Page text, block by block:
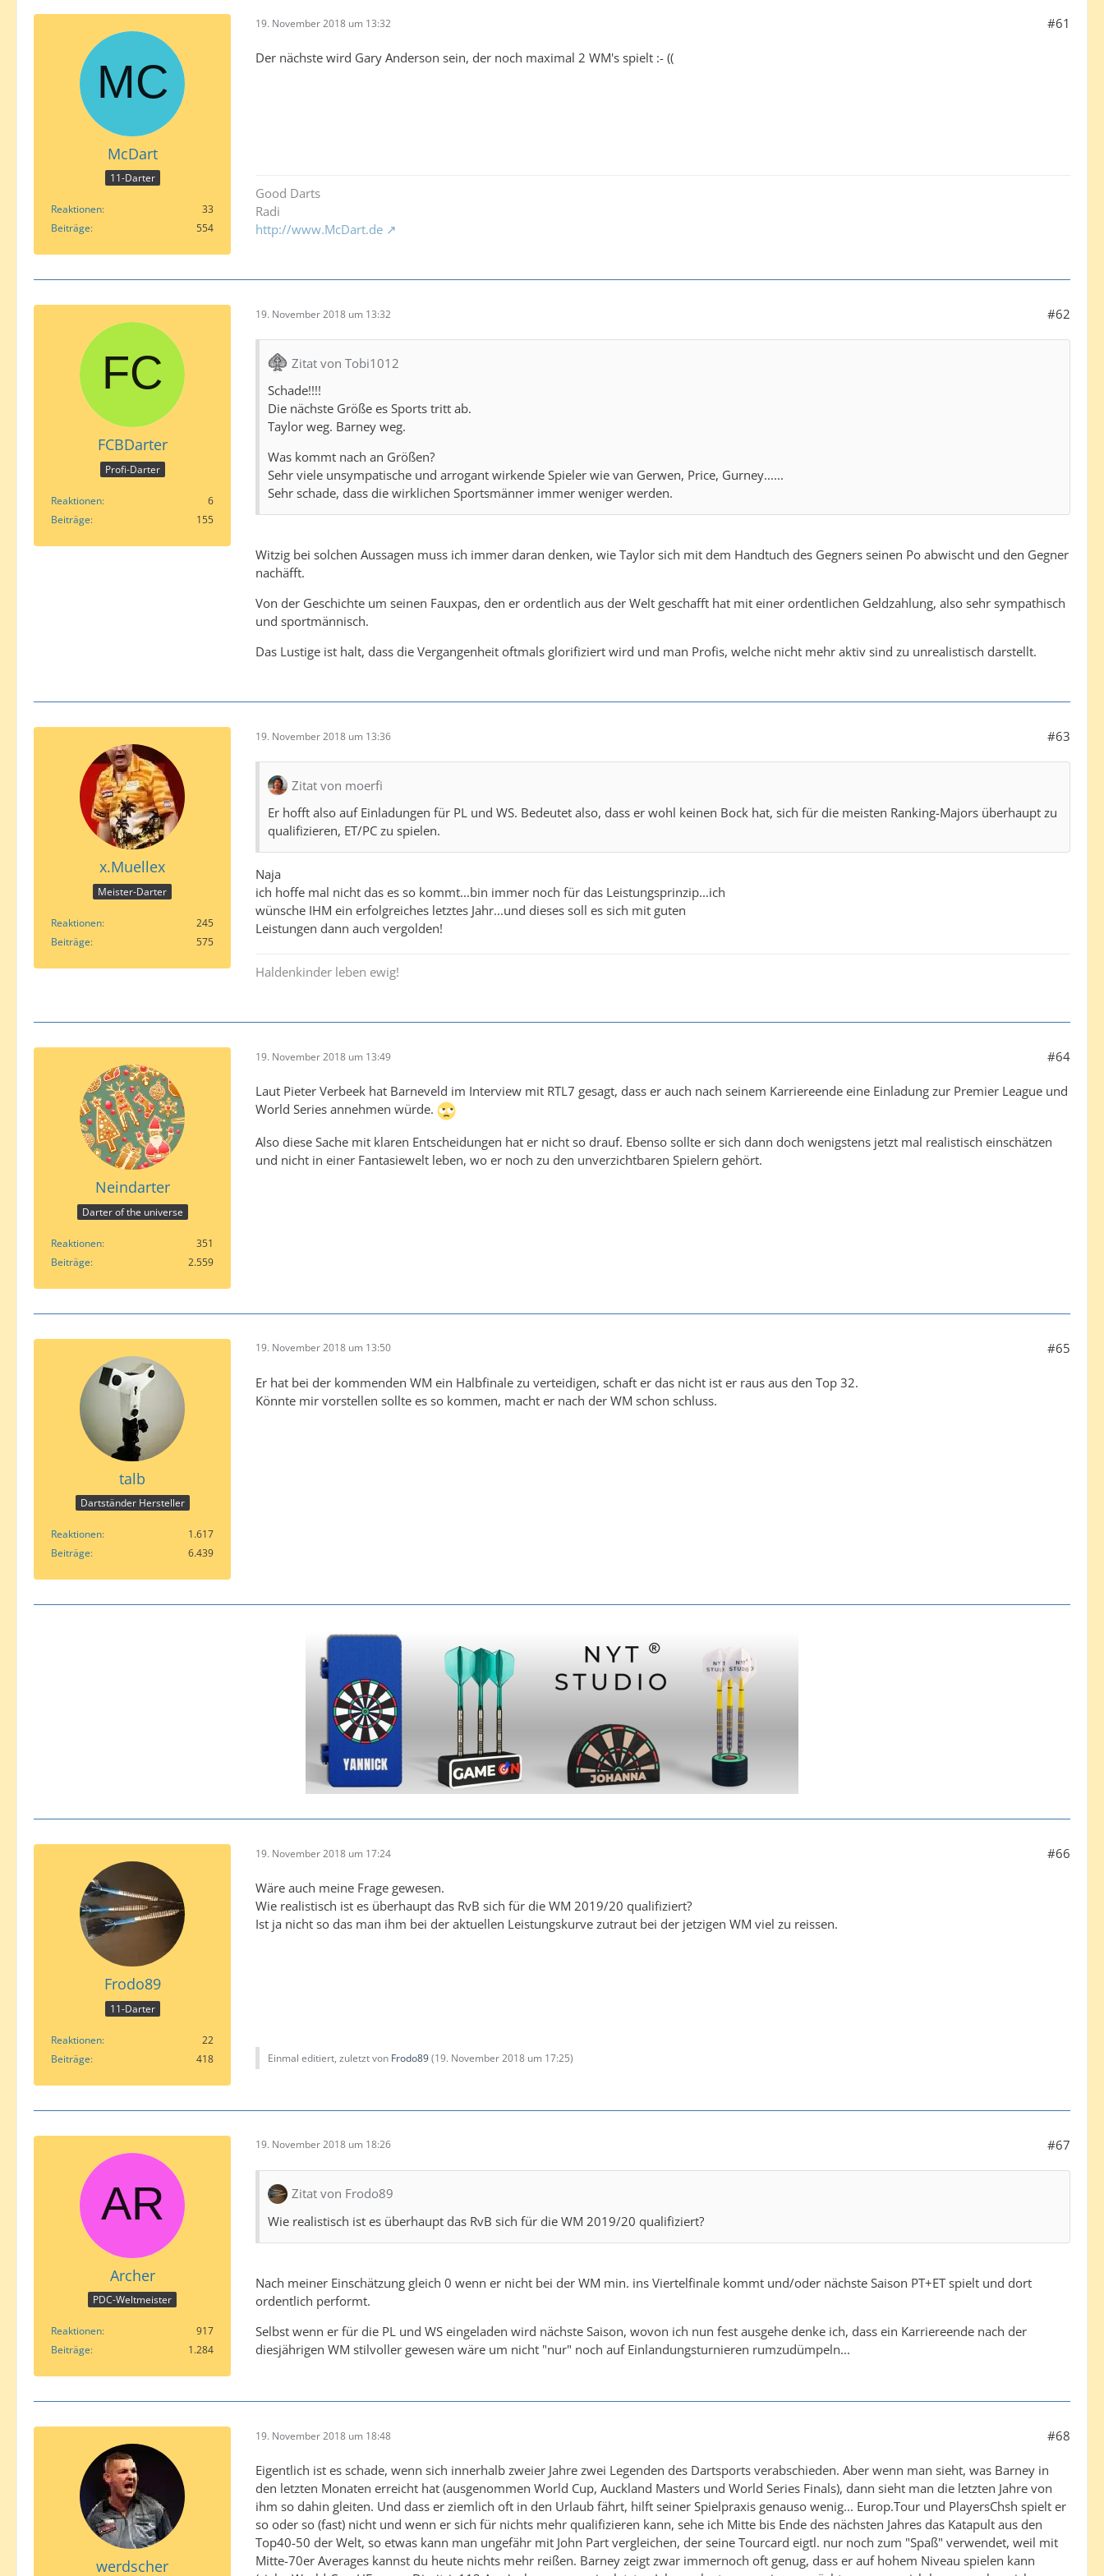
McDart
11-Darter
Reaktionen
33
Beiträge
554
19. November 2018 um 13:32 #61
Der nächste wird Gary Anderson sein, der noch maximal 2 WM's spielt :- ((
Good Darts
Radi
http://www.McDart.de
FCBDarter
Profi-Darter
Reaktionen
6
Beiträge
155
19. November 2018 um 13:32 #62
Zitat von Tobi1012
Schade!!!!
Die nächste Größe es Sports tritt ab.
Taylor weg. Barney weg.
Was kommt nach an Größen?
Sehr viele unsympatische und arrogant wirkende Spieler wie van Gerwen, Price, Gurney......
Sehr schade, dass die wirklichen Sportsmänner immer weniger werden.
Witzig bei solchen Aussagen muss ich immer daran denken, wie Taylor sich mit dem Handtuch des Gegners seinen Po abwischt und den Gegner
nachäfft.
Von der Geschichte um seinen Fauxpas, den er ordentlich aus der Welt geschafft hat mit einer ordentlichen Geldzahlung, also sehr sympathisch
und sportmännisch.
Das Lustige ist halt, dass die Vergangenheit oftmals glorifiziert wird und man Profis, welche nicht mehr aktiv sind zu unrealistisch darstellt.
x.Muellex
Meister-Darter
Reaktionen
245
Beiträge
575
19. November 2018 um 13:36 #63
Zitat von moerfi
Er hofft also auf Einladungen für PL und WS. Bedeutet also, dass er wohl keinen Bock hat, sich für die meisten Ranking-Majors überhaupt zu
qualifizieren, ET/PC zu spielen.
Naja
ich hoffe mal nicht das es so kommt...bin immer noch für das Leistungsprinzip...ich
wünsche IHM ein erfolgreiches letztes Jahr...und dieses soll es sich mit guten
Leistungen dann auch vergolden!
Haldenkinder leben ewig!
Neindarter
Darter of the universe
Reaktionen
351
Beiträge
2.559
19. November 2018 um 13:49 #64
Laut Pieter Verbeek hat Barneveld im Interview mit RTL7 gesagt, dass er auch nach seinem Karriereende eine Einladung zur Premier League und
World Series annehmen würde.
Also diese Sache mit klaren Entscheidungen hat er nicht so drauf. Ebenso sollte er sich dann doch wenigstens jetzt mal realistisch einschätzen
und nicht in einer Fantasiewelt leben, wo er noch zu den unverzichtbaren Spielern gehört.
talb
Dartständer Hersteller
Reaktionen
1.617
Beiträge
6.439
19. November 2018 um 13:50 #65
Er hat bei der kommenden WM ein Halbfinale zu verteidigen, schaft er das nicht ist er raus aus den Top 32.
Könnte mir vorstellen sollte es so kommen, macht er nach der WM schon schluss.
Frodo89
11-Darter
Reaktionen
22
Beiträge
418
19. November 2018 um 17:24 #66
Wäre auch meine Frage gewesen.
Wie realistisch ist es überhaupt das RvB sich für die WM 2019/20 qualifiziert?
Ist ja nicht so das man ihm bei der aktuellen Leistungskurve zutraut bei der jetzigen WM viel zu reissen.
Einmal editiert, zuletzt von Frodo89(19. November 2018 um 17:25)
Archer
PDC-Weltmeister
Reaktionen
917
Beiträge
1.284
19. November 2018 um 18:26 #67
Zitat von Frodo89
Wie realistisch ist es überhaupt das RvB sich für die WM 2019/20 qualifiziert?
Nach meiner Einschätzung gleich 0 wenn er nicht bei der WM min. ins Viertelfinale kommt und/oder nächste Saison PT+ET spielt und dort
ordentlich performt.
Selbst wenn er für die PL und WS eingeladen wird nächste Saison, wovon ich nun fest ausgehe denke ich, dass ein Karriereende nach der
diesjährigen WM stilvoller gewesen wäre um nicht "nur" noch auf Einlandungsturnieren rumzudümpeln...
werdscher
19. November 2018 um 18:48 #68
Eigentlich ist es schade, wenn sich innerhalb zweier Jahre zwei Legenden des Dartsports verabschieden. Aber wenn man sieht, was Barney in
den letzten Monaten erreicht hat (ausgenommen World Cup, Auckland Masters und World Series Finals), dann sieht man die letzten Jahre von
ihm so dahin gleiten. Und dass er ziemlich oft in den Urlaub fährt, hilft seiner Spielpraxis genauso wenig... Europ.Tour und PlayersChsh spielt er
so oder so (fast) nicht und wenn er sich für nichts mehr qualifizieren kann, sehe ich Mitte bis Ende des nächsten Jahres das Katapult aus den
Top40-50 der Welt, so etwas kann man ungefähr mit John Part vergleichen, der seine Tourcard eigtl. nur noch zum "Spaß" verwendet, weil mit
Mitte-70er Averages kannst du heute nichts mehr reißen. Barney zeigt zwar immernoch oft genug, dass er auf hohem Niveau spielen kann